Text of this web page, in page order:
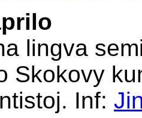
lingva
Skokovy
Inf: